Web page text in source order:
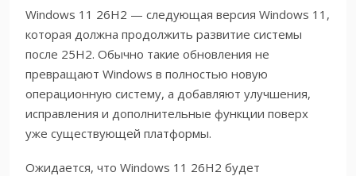
Windows 11 26H2 — следующая версия Windows 11,
которая должна продолжить развитие системы
после 25H2. Обычно такие обновления не
превращают Windows в полностью новую
операционную систему, а добавляют улучшения,
исправления и дополнительные функции поверх
уже существующей платформы.
Ожидается, что Windows 11 26H2 будет